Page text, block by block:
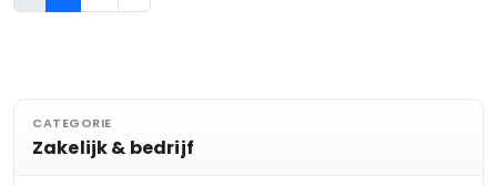
CATEGORIE
Zakelijk & bedrijf